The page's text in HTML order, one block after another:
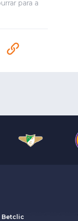
para a
Betclic